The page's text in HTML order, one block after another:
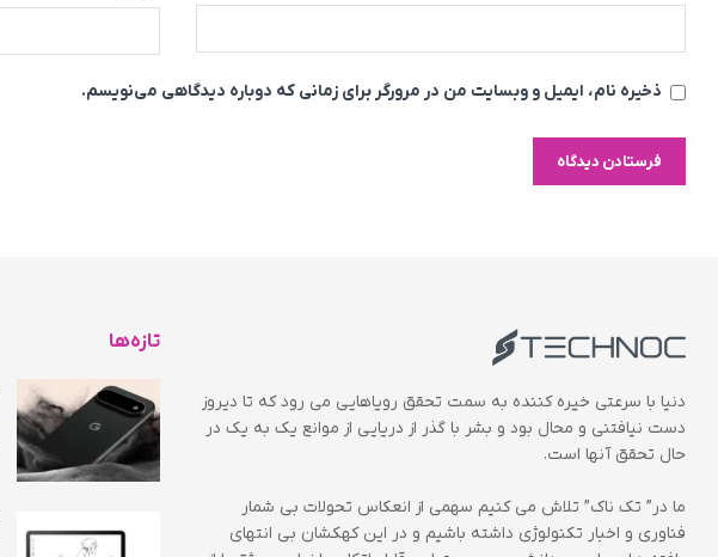
ذخیره نام، ایمیل و وبسایت من در مرورگر برای زمانی که دوباره دیدگاهی می‌نویسم.
دنیا با سرعتی خیره کننده به سمت تحقق رویاهایی می رود که تا دیروز
دست نیافتنی و محال بود و بشر با گذر از دریایی از موانع یک به یک در
حال تحقق آنها است.
ما در” تک ناک” تلاش می کنیم سهمی از انعکاس تحولات بی شمار
فناوری و اخبار تکنولوژی داشته باشیم و در این کهکشان بی انتهای
تازه‌ها